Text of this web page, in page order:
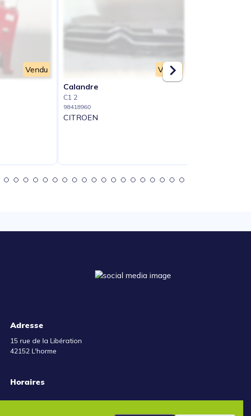
Vendu
Vendu
Calandre
C1 2
98418960
CITROEN
Adresse
15 rue de la Libération
42152 L'horme
Horaires